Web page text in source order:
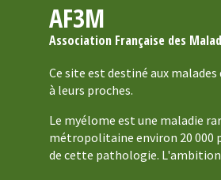
AF3M
Association Française des
Ce site est destiné aux
à leurs proches.
Le myélome est une maladie
métropolitaine environ 20 000
de cette pathologie.